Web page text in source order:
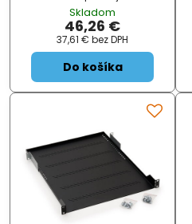
kg. ZÁKLADNÉ
ŠPECIFIKÁCIE; Farba:
čierna; Veľkosť: 19 ", hĺbka 750
mm; Dos ...
Skladom
46,26 €
37,61 € bez DPH
Do košíka